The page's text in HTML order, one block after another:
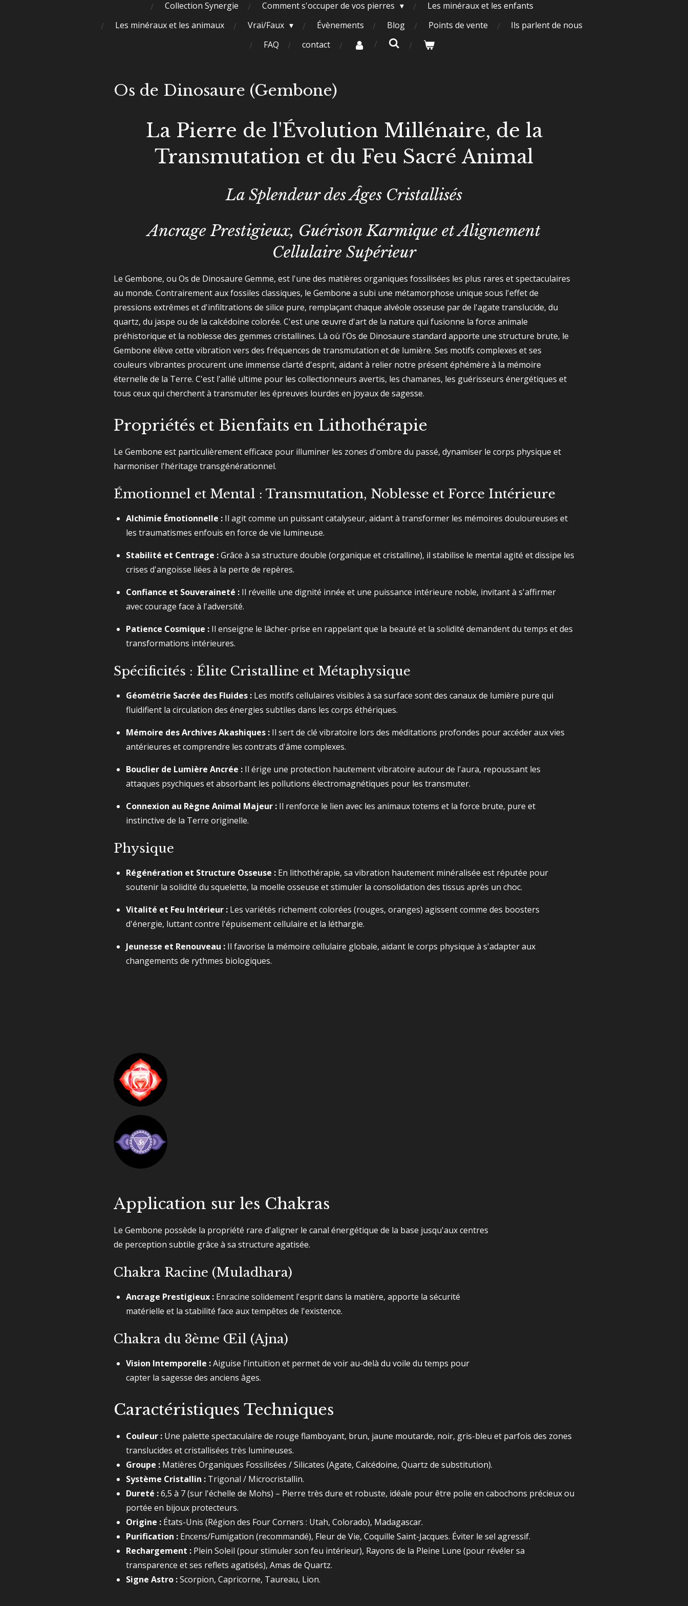
Collection Synergie
Comment s'occuper de vos pierres
Les minéraux et les enfants
Les minéraux et les animaux
Vrai/Faux Évènements Blog Points de vente
Ils parlent de nous
FAQ
contact
Os de Dinosaure (Gembone)
La Pierre de l'Évolution Millénaire, de la
Transmutation et du Feu Sacré Animal
La Splendeur des Âges Cristallisés
Ancrage Prestigieux, Guérison Karmique et Alignement
Cellulaire Supérieur
Le Gembone, ou Os de Dinosaure Gemme, est l'une des matières organiques fossilisées les plus rares et spectaculaires
au monde. Contrairement aux fossiles classiques, le Gembone a subi une métamorphose unique sous l'effet de
pressions extrêmes et d'infiltrations de silice pure, remplaçant chaque alvéole osseuse par de l'agate translucide, du
quartz, du jaspe ou de la calcédoine colorée. C'est une œuvre d'art de la nature qui fusionne la force animale
préhistorique et la noblesse des gemmes cristallines. Là où l'Os de Dinosaure standard apporte une structure brute, le
Gembone élève cette vibration vers des fréquences de transmutation et de lumière. Ses motifs complexes et ses
couleurs vibrantes procurent une immense clarté d'esprit, aidant à relier notre présent éphémère à la mémoire
éternelle de la Terre. C'est l'allié ultime pour les collectionneurs avertis, les chamanes, les guérisseurs énergétiques et
tous ceux qui cherchent à transmuter les épreuves lourdes en joyaux de sagesse.
Propriétés et Bienfaits en Lithothérapie
Le Gembone est particulièrement efficace pour illuminer les zones d'ombre du passé, dynamiser le corps physique et
harmoniser l'héritage transgénérationnel.
Émotionnel et Mental : Transmutation, Noblesse et Force Intérieure
Alchimie Émotionnelle : Il agit comme un puissant catalyseur, aidant à transformer les mémoires douloureuses et
les traumatismes enfouis en force de vie lumineuse.
Stabilité et Centrage :Grâce à sa structure double (organique et cristalline), il stabilise le mental agité et dissipe les
crises d'angoisse liées à la perte de repères.
Confiance et Souveraineté : Il réveille une dignité innée et une puissance intérieure noble, invitant à s'affirmer
avec courage face à l'adversité.
Patience Cosmique : Il enseigne le lâcher-prise en rappelant que la beauté et la solidité demandent du temps et des
transformations intérieures.
Spécificités : Élite Cristalline et Métaphysique
Géométrie Sacrée des Fluides : Les motifs cellulaires visibles à sa surface sont des canaux de lumière pure qui
fluidifient la circulation des énergies subtiles dans les corps éthériques.
Mémoire des Archives Akashiques : Il sert de clé vibratoire lors des méditations profondes pour accéder aux vies
antérieures et comprendre les contrats d'âme complexes.
Bouclier de Lumière Ancrée : Il érige une protection hautement vibratoire autour de l'aura, repoussant les
attaques psychiques et absorbant les pollutions électromagnétiques pour les transmuter.
Connexion au Règne Animal Majeur : Il renforce le lien avec les animaux totems et la force brute, pure et
instinctive de la Terre originelle.
Physique
Régénération et Structure Osseuse : En lithothérapie, sa vibration hautement minéralisée est réputée pour
soutenir la solidité du squelette, la moelle osseuse et stimuler la consolidation des tissus après un choc.
Vitalité et Feu Intérieur : Les variétés richement colorées (rouges, oranges) agissent comme des boosters
d'énergie, luttant contre l'épuisement cellulaire et la léthargie.
Jeunesse et Renouveau : Il favorise la mémoire cellulaire globale, aidant le corps physique à s'adapter aux
changements de rythmes biologiques.
Application sur les Chakras
Le Gembone possède la propriété rare d'aligner le canal énergétique de la base jusqu'aux centres
de perception subtile grâce à sa structure agatisée.
Chakra Racine (Muladhara)
Ancrage Prestigieux : Enracine solidement l'esprit dans la matière, apporte la sécurité
matérielle et la stabilité face aux tempêtes de l'existence.
Chakra du 3ème Œil (Ajna)
Vision Intemporelle :Aiguise l'intuition et permet de voir au-delà du voile du temps pour
capter la sagesse des anciens âges.
Caractéristiques Techniques
Couleur : Une palette spectaculaire de rouge flamboyant, brun, jaune moutarde, noir, gris-bleu et parfois des zones
translucides et cristallisées très lumineuses.
Groupe : Matières Organiques Fossilisées / Silicates (Agate, Calcédoine, Quartz de substitution).
Système Cristallin : Trigonal / Microcristallin.
Dureté :6,5 à 7 (sur l'échelle de Mohs) – Pierre très dure et robuste, idéale pour être polie en cabochons précieux ou
portée en bijoux protecteurs.
Origine : États-Unis (Région des Four Corners : Utah, Colorado), Madagascar.
Purification : Encens/Fumigation (recommandé), Fleur de Vie, Coquille Saint-Jacques. Éviter le sel agressif.
Rechargement : Plein Soleil (pour stimuler son feu intérieur), Rayons de la Pleine Lune (pour révéler sa
transparence et ses reflets agatisés), Amas de Quartz.
Signe Astro :Scorpion, Capricorne, Taureau, Lion.